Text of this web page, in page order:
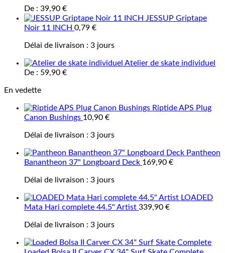
De : 39,90 €
JESSUP Griptape
Noir 11 INCH 0,79 €
Délai de livraison : 3 jours
Atelier de skate individuel
De : 59,90 €
En vedette
Riptide APS Plug
Canon Bushings 10,90 €
Délai de livraison : 3 jours
Pantheon
Banantheon 37" Longboard Deck 169,90 €
Délai de livraison : 3 jours
LOADED
Mata Hari complete 44.5" Artist 339,90 €
Délai de livraison : 3 jours